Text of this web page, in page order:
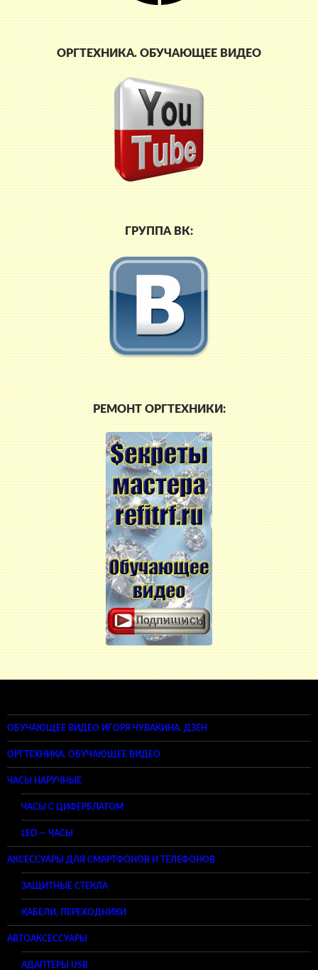
ОРГТЕХНИКА. ОБУЧАЮЩЕЕ ВИДЕО
ГРУППА ВК:
РЕМОНТ ОРГТЕХНИКИ:
ОБУЧАЮЩЕЕ ВИДЕО ИГОРЯ ЧУВАКИНА. ДЗЕН
ОРГТЕХНИКА. ОБУЧАЮЩЕЕ ВИДЕО
ЧАСЫ НАРУЧНЫЕ
ЧАСЫ С ЦИФЕРБЛАТОМ
LED — ЧАСЫ
АКСЕССУАРЫ ДЛЯ СМАРТФОНОВ И ТЕЛЕФОНОВ
ЗАЩИТНЫЕ СТЕКЛА
КАБЕЛИ, ПЕРЕХОДНИКИ
АВТОАКСЕССУАРЫ
АДАПТЕРЫ USB